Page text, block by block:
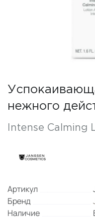
нежного
Intense Calming
Артикул
Бренд
Наличие